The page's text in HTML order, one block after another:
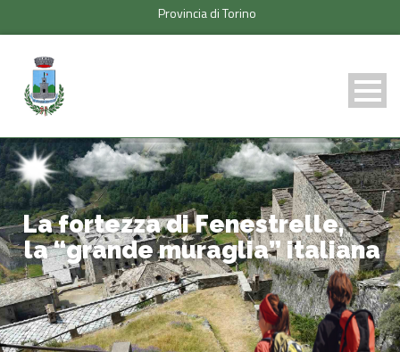
Provincia di Torino
LafortezzadiFenestrelle,
la“grandemuraglia”italiana